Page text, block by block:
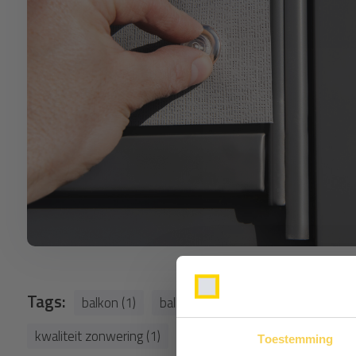
Toestemming
Tags: balkon (1) balkondoek (1)
kwaliteit zonwering (1)
levensduur doek (1)